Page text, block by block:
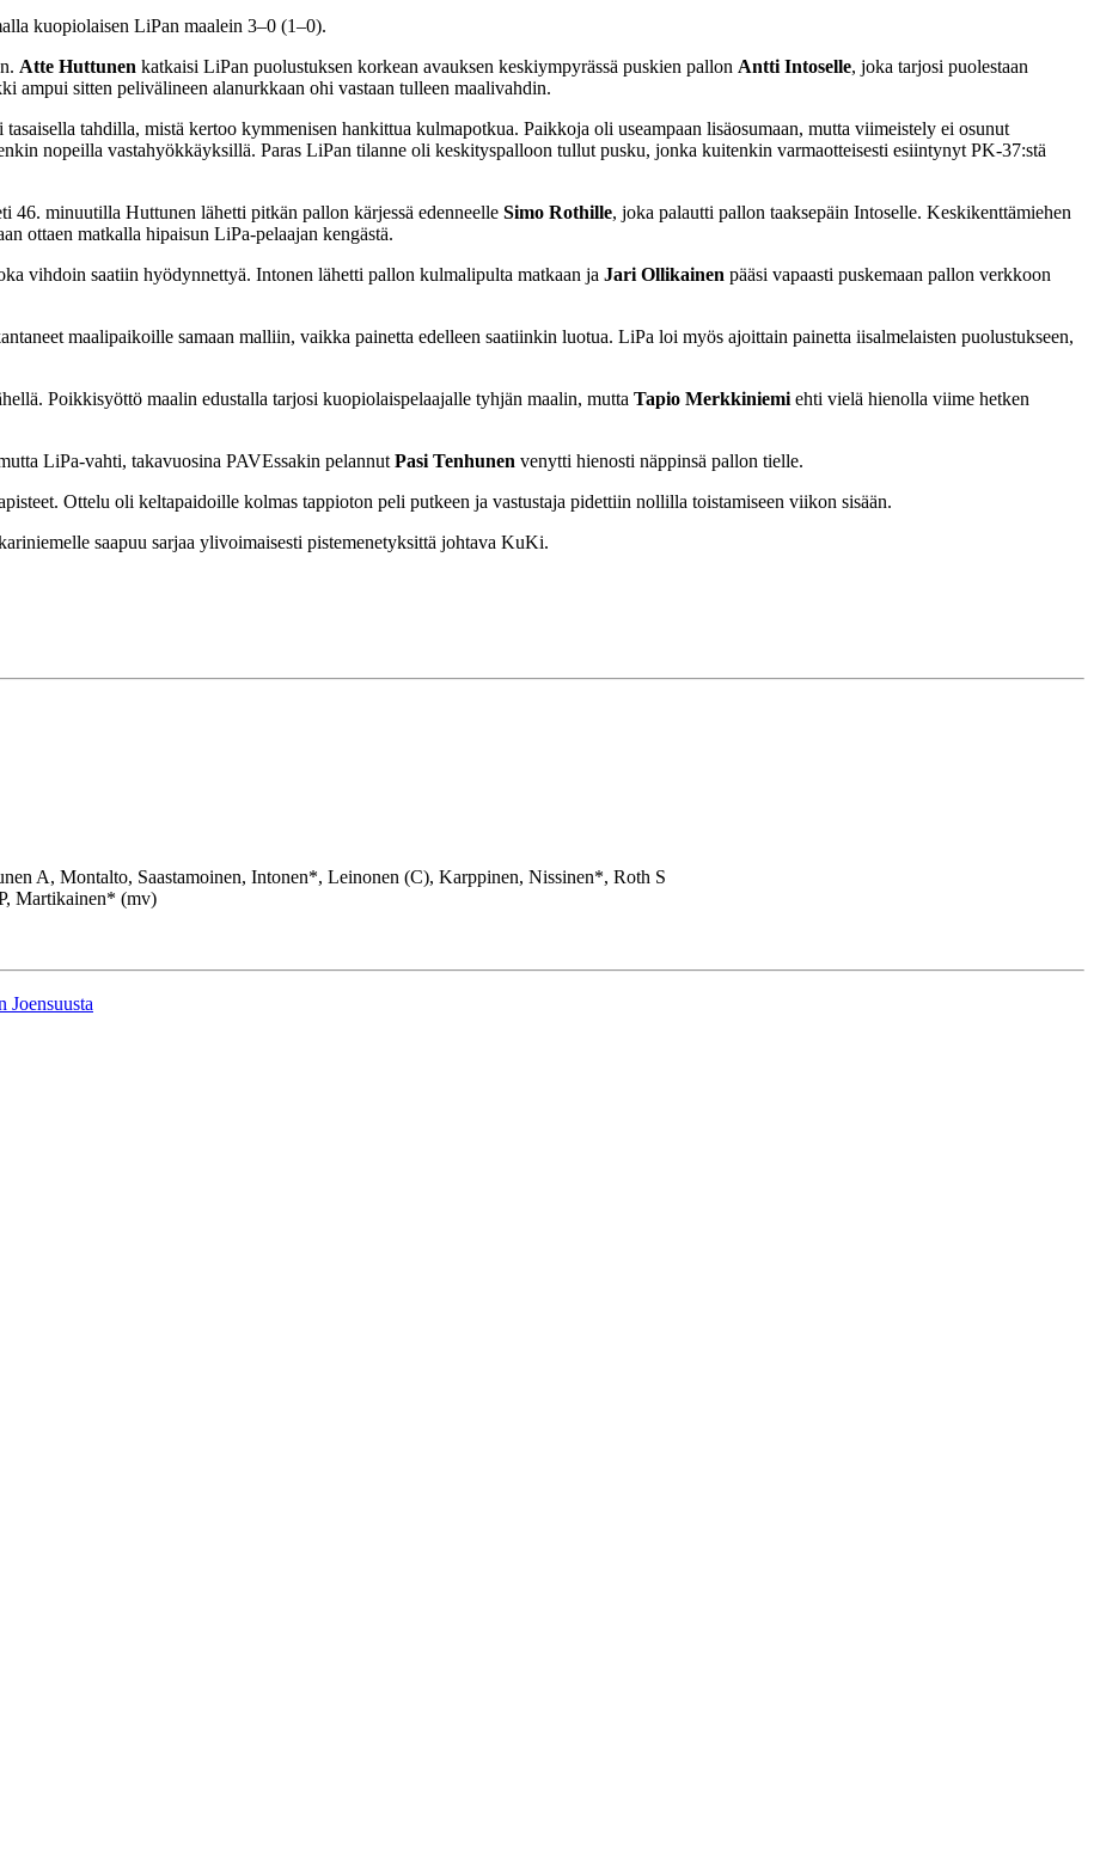
kuopiolaisen LiPan maalein 3–0 (1–0).
Atte Huttunen katkaisi LiPan puolustuksen korkean avauksen keskiympyrässä puskien pallon Antti Intoselle, joka tarjosi puolestaan
ampui sitten pelivälineen alanurkkaan ohi vastaan tulleen maalivahdin.
tahdilla, mistä kertoo kymmenisen hankittua kulmapotkua. Paikkoja oli useampaan lisäosumaan, mutta viimeistely ei osunut
nopeilla vastahyökkäyksillä. Paras LiPan tilanne oli keskityspalloon tullut pusku, jonka kuitenkin varmaotteisesti esiintynyt PK-37:stä
minuutilla Huttunen lähetti pitkän pallon kärjessä edenneelle Simo Rothille, joka palautti pallon taaksepäin Intoselle. Keskikenttämiehen
ottaen matkalla hipaisun LiPa-pelaajan kengästä.
vihdoin saatiin hyödynnettyä. Intonen lähetti pallon kulmalipulta matkaan ja Jari Ollikainen pääsi vapaasti puskemaan pallon verkkoon
maalipaikoille samaan malliin, vaikka painetta edelleen saatiinkin luotua. LiPa loi myös ajoittain painetta iisalmelaisten puolustukseen,
Poikkisyöttö maalin edustalla tarjosi kuopiolaispelaajalle tyhjän maalin, mutta Tapio Merkkiniemi ehti vielä hienolla viime hetken
LiPa-vahti, takavuosina PAVEssakin pelannut Pasi Tenhunen venytti hienosti näppinsä pallon tielle.
Ottelu oli keltapaidoille kolmas tappioton peli putkeen ja vastustaja pidettiin nollilla toistamiseen viikon sisään.
saapuu sarjaa ylivoimaisesti pistemenetyksittä johtava KuKi.
A, Montalto, Saastamoinen, Intonen*, Leinonen (C), Karppinen, Nissinen*, Roth S
Martikainen* (mv)
Joensuusta